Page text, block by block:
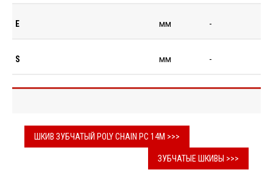
E мм -
S мм -
ШКИВ ЗУБЧАТЫЙ POLY CHAIN PC 14M >>>
ЗУБЧАТЫЕ ШКИВЫ >>>